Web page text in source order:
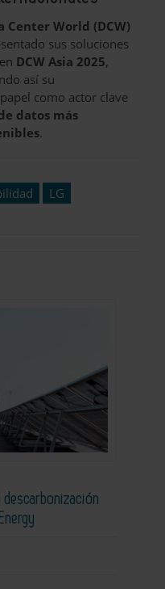
Center World (DCW)
sus soluciones
DCW Asia 2025,
así su
como actor clave
datos más
.
LG